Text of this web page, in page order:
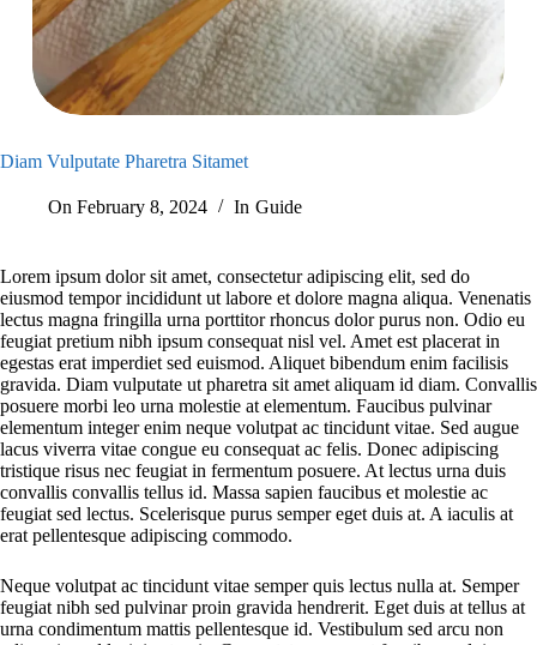
Diam Vulputate Pharetra Sitamet
On February 8, 2024 In Guide
Lorem ipsum dolor sit amet, consectetur adipiscing elit, sed do
eiusmod tempor incididunt ut labore et dolore magna aliqua. Venenatis
lectus magna fringilla urna porttitor rhoncus dolor purus non. Odio eu
feugiat pretium nibh ipsum consequat nisl vel. Amet est placerat in
egestas erat imperdiet sed euismod. Aliquet bibendum enim facilisis
gravida. Diam vulputate ut pharetra sit amet aliquam id diam. Convallis
posuere morbi leo urna molestie at elementum. Faucibus pulvinar
elementum integer enim neque volutpat ac tincidunt vitae. Sed augue
lacus viverra vitae congue eu consequat ac felis. Donec adipiscing
tristique risus nec feugiat in fermentum posuere. At lectus urna duis
convallis convallis tellus id. Massa sapien faucibus et molestie ac
feugiat sed lectus. Scelerisque purus semper eget duis at. A iaculis at
erat pellentesque adipiscing commodo.
Neque volutpat ac tincidunt vitae semper quis lectus nulla at. Semper
feugiat nibh sed pulvinar proin gravida hendrerit. Eget duis at tellus at
urna condimentum mattis pellentesque id. Vestibulum sed arcu non